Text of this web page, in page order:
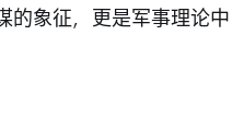
的象征，更是军事理论中